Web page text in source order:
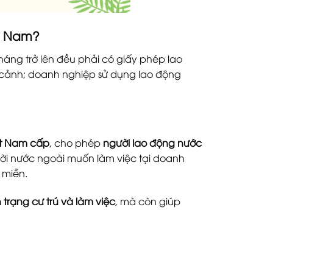
trở lên đều phải có giấy phép lao
doanh nghiệp sử dụng lao động
Nam cấp, cho phép người lao động nước
nước ngoài muốn làm việc tại doanh
cư trú và làm việc, mà còn giúp